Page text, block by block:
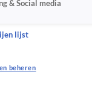
& Social media
lijst
beheren